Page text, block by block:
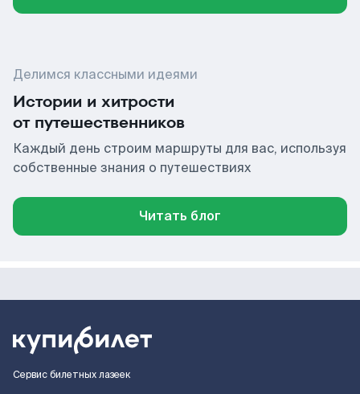
Делимся классными идеями
Истории и хитрости
от путешественников
Каждый день строим маршруты для вас, используя
собственные знания о путешествиях
Читать блог
Сервис билетных лазеек